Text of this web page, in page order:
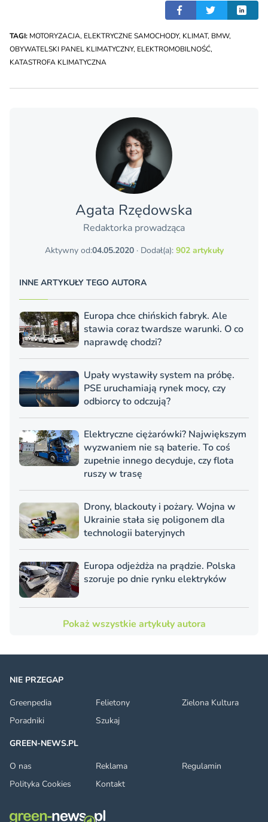
TAGI: MOTORYZACJA, ELEKTRYCZNE SAMOCHODY, KLIMAT, BMW,
OBYWATELSKI PANEL KLIMATYCZNY, ELEKTROMOBILNOŚĆ,
KATASTROFA KLIMATYCZNA
Agata Rzędowska
Redaktorka prowadząca
Aktywny od:04.05.2020· Dodał(a): 902 artykuły
INNE ARTYKUŁY TEGO AUTORA
Europa chce chińskich fabryk. Ale
stawia coraz twardsze warunki. O co
naprawdę chodzi?
Upały wystawiły system na próbę.
PSE uruchamiają rynek mocy, czy
odbiorcy to odczują?
Elektryczne ciężarówki? Największym
wyzwaniem nie są baterie. To coś
zupełnie innego decyduje, czy flota
ruszy w trasę
Drony, blackouty i pożary. Wojna w
Ukrainie stała się poligonem dla
technologii bateryjnych
Europa odjeżdża na prądzie. Polska
szoruje po dnie rynku elektryków
Pokaż wszystkie artykuły autora
NIE PRZEGAP
Greenpedia
Felietony
Zielona Kultura
Poradniki
Szukaj
GREEN-NEWS.PL
O nas
Reklama
Regulamin
Polityka Cookies
Kontakt